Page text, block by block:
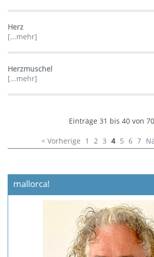
Herz
[...mehr]
Herzmuschel
[...mehr]
Einträge 31 bis 40 von 70
< Vorherige 1 2 3 4 5 6 7
mallorca!